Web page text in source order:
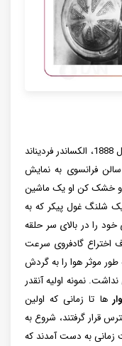
یک وسیله خانگی نبود. در سال 1888، الکساندر فردیناند
فرانسوی به نمایش
و خشک کن او یک ماشین
شلنگ غول پیکر که به
را در بالای سر حلقه
اختراع گادفروی سرعت
طور موثر هوا را به گردش
نمونه اولیه آنقدر
ها تا زمانی که اولین
در اوایل دهه 1920 در دسترس قرار گرفتند، شروع به
زمانی به‌ دست آمدند که